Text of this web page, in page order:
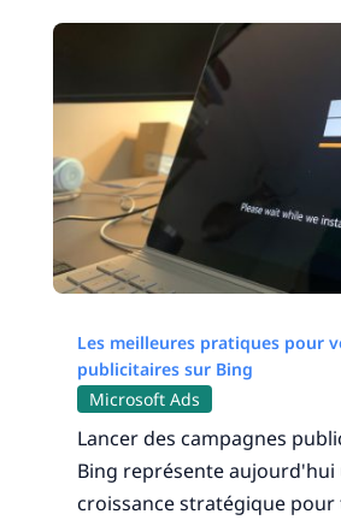
Les meilleures pratiques pour
publicitaires sur Bing
Microsoft Ads
Lancer des campagnes
Bing représente aujourd'hui
croissance stratégique